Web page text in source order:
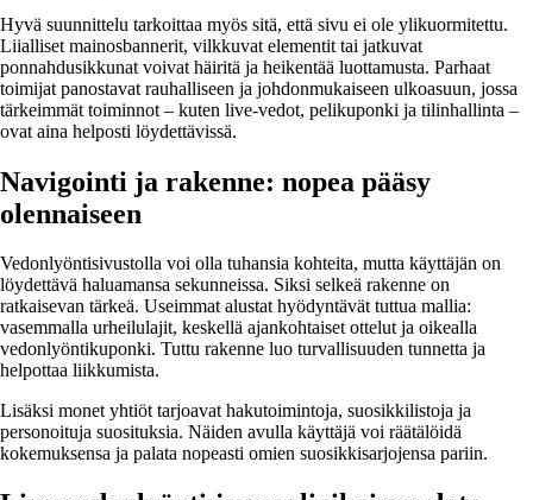
Hyvä suunnittelu tarkoittaa myös sitä, että sivu ei ole ylikuormitettu.
Liialliset mainosbannerit, vilkkuvat elementit tai jatkuvat
ponnahdusikkunat voivat häiritä ja heikentää luottamusta. Parhaat
toimijat panostavat rauhalliseen ja johdonmukaiseen ulkoasuun, jossa
tärkeimmät toiminnot – kuten live-vedot, pelikuponki ja tilinhallinta –
ovat aina helposti löydettävissä.
Navigointi ja rakenne: nopea pääsy
olennaiseen
Vedonlyöntisivustolla voi olla tuhansia kohteita, mutta käyttäjän on
löydettävä haluamansa sekunneissa. Siksi selkeä rakenne on
ratkaisevan tärkeä. Useimmat alustat hyödyntävät tuttua mallia:
vasemmalla urheilulajit, keskellä ajankohtaiset ottelut ja oikealla
vedonlyöntikuponki. Tuttu rakenne luo turvallisuuden tunnetta ja
helpottaa liikkumista.
Lisäksi monet yhtiöt tarjoavat hakutoimintoja, suosikkilistoja ja
personoituja suosituksia. Näiden avulla käyttäjä voi räätälöidä
kokemuksensa ja palata nopeasti omien suosikkisarjojensa pariin.